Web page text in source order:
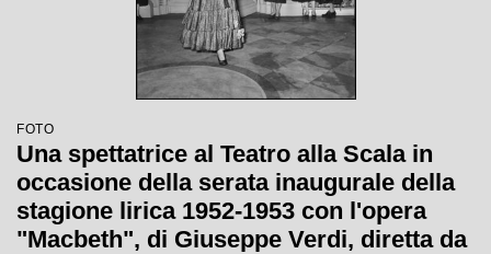
FOTO
Una spettatrice al Teatro alla Scala in
occasione della serata inaugurale della
stagione lirica 1952-1953 con l'opera
"Macbeth", di Giuseppe Verdi, diretta da